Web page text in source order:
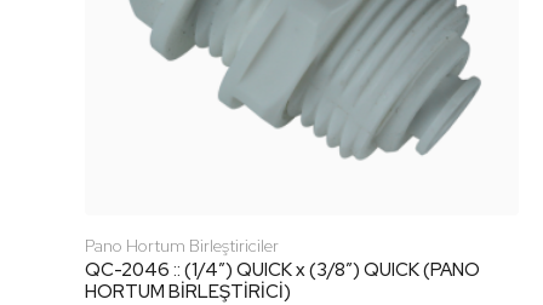
Pano Hortum Birleştiriciler
QC-2046 :: (1/4″) QUICK x (3/8″) QUICK (PANO
HORTUM BİRLEŞTİRİCİ)